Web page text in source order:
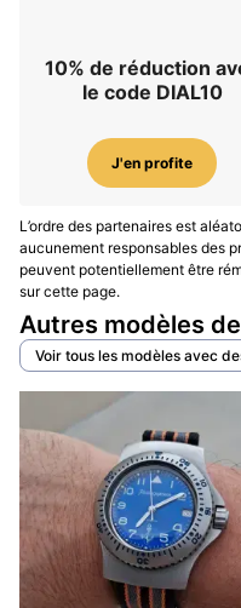
10% de réduction
le code DIAL10
J'en profite
L’ordre des partenaires est
aucunement responsables des
peuvent potentiellement être
sur cette page.
Autres modèles
Voir tous les modèles avec